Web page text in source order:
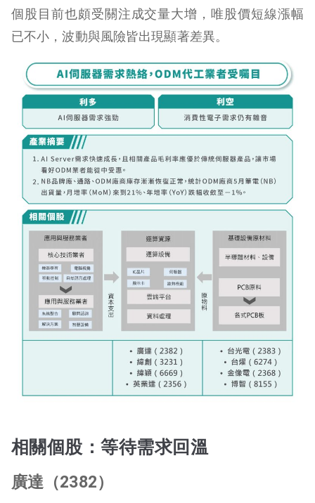
個股目前也頗受關注成交量大增，唯股價短線漲幅
已不小，波動與風險皆出現顯著差異。
相關個股：等待需求回溫
廣達（2382）